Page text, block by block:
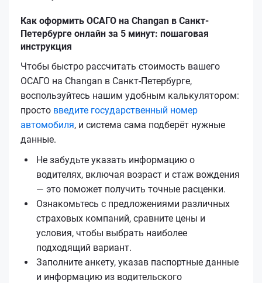
Как оформить ОСАГО на Changan в Санкт-
Петербурге онлайн за 5 минут: пошаговая
инструкция
Чтобы быстро рассчитать стоимость вашего
ОСАГО на Changan в Санкт-Петербурге,
воспользуйтесь нашим удобным калькулятором:
просто введите государственный номер
автомобиля, и система сама подберёт нужные
данные.
Не забудьте указать информацию о
водителях, включая возраст и стаж вождения
— это поможет получить точные расценки.
Ознакомьтесь с предложениями различных
страховых компаний, сравните цены и
условия, чтобы выбрать наиболее
подходящий вариант.
Заполните анкету, указав паспортные данные
и информацию из водительского